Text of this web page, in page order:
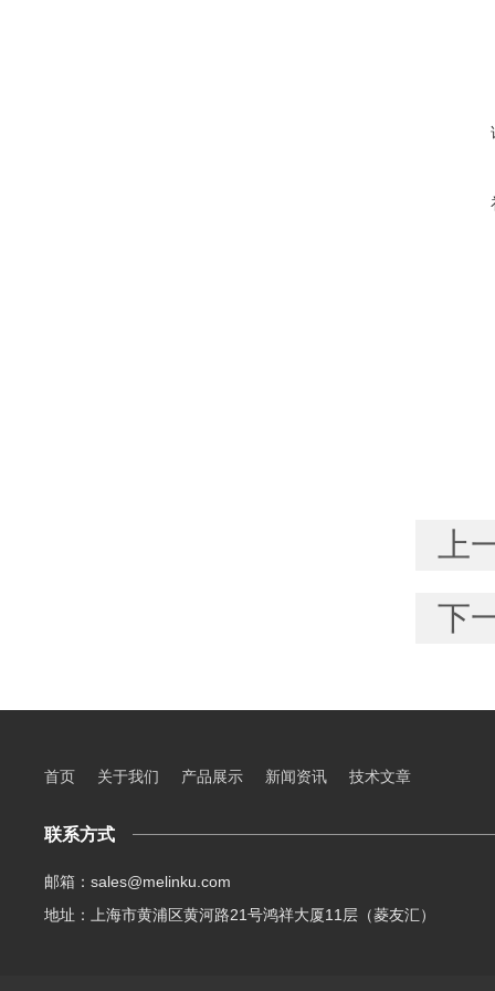
上
下
首页 关于我们 产品展示 新闻资讯 技术文章
联系方式
邮箱：sales@melinku.com
地址：上海市黄浦区黄河路21号鸿祥大厦11层（菱友汇）